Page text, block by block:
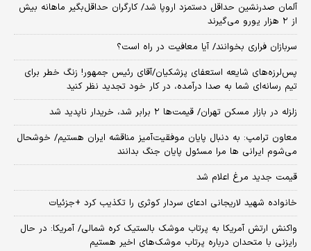
آلمان صدرنشین حداقل دستمزد اروپا شد/ کارگران حداقل‌بگیر ماهانه بیش
از ۲ هزار یورو می‌گیرند
سربازان فراری بخوانند/ آیا معافیت در راه است؟
پس‌لرزه‌های شایعه استعفای پزشکیان/آقای رئیس جمهور! زنگ خطر برای
تیم رسانه‌ای شما به صدا درآمده، در کار خود تجدید نظر کنید
زلزله در بازار مسکن تهران/ قیمت‌ها ۲ برابر شد، خریدار ناپدید شد
معاون ترامپ: به دنبال پایان موفقیت‌آمیز مناقشه ایران هستیم/ خوشحال
می‌شوم ایرانی ها مرا مسئول پایان جنگ بدانند
قیمت جدید مرغ اعلام شد
خانواده شهید لاریجانی ادعای سردار کوثری را تکذیب کرد +جزئیات
واکنش ارتش آمریکا به پرتاب موشک بالستیک کره شمالی/ آمریکا: در حال
رایزنی با متحدان درباره پرتاب موشک‌های اخیر هستیم